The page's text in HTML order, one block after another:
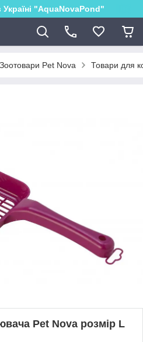
"AquaNovaPond"
Зоотовари Pet Nova Товари для
Pet Nova розмір L